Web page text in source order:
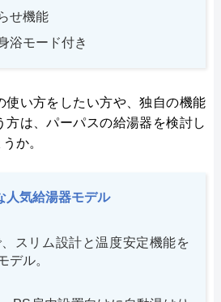
せ機能
浴モード付き
使い方をしたい方や、独自の機能
方は、パーパスの給湯器を検討し
か。
人気給湯器モデル
スリム設計と温度安定機能を
デル。